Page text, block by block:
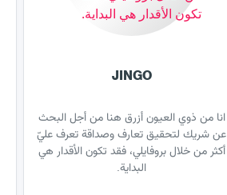
JINGO
انا من ذوي العيون أزرق هنا من أجل البحث
عن شريك لتحقيق تعارف وصداقة تعرف عليّ
أكثر من خلال بروفايلي، فقد تكون الأقدار هي
البداية.